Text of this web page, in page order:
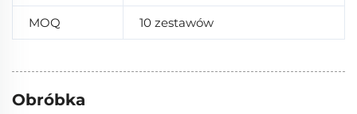
MOQ 10 zestawów
Obróbka